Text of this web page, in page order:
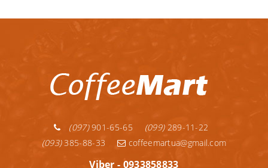
(097)901-65-65 (099)289-11-22
(093)385-88-33 coffeemartua@gmail.com
Viber - 0933858833